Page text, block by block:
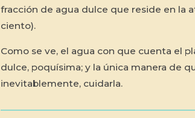
fracción de agua dulce que reside en la
ciento).
Como se ve, el agua con que cuenta el
dulce, poquísima; y la única manera de
inevitablemente, cuidarla.